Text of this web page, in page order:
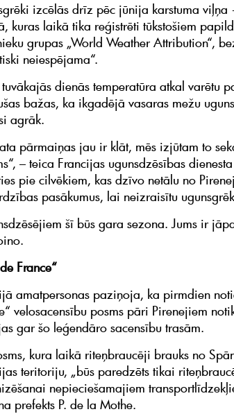
izcēlās drīz pēc jūnija karstuma
kuras laikā tika reģistrēti tūkstošiem
grupas „World Weather Attribution“,
neiespējama“.
dienās temperatūra atkal varētu
bažas, ka ikgadējā vasaras mežu
agrāk.
pārmaiņas jau ir klāt, mēs izjūtam to
– teica Francijas ugunsdzēsības
pie cilvēkiem, kas dzīvo netālu no
pasākumus, lai neizraisītu
šī būs gara sezona. Jums ir
France“
amatpersonas paziņoja, ka pirmdien
velosacensību posms pāri Pirenejiem
gar šo leģendāro sacensību trasām.
kura laikā riteņbraucēji brauks no
teritoriju, „būs paredzēts tikai
nepieciešamajiem
prefekts P. de la Mothe.